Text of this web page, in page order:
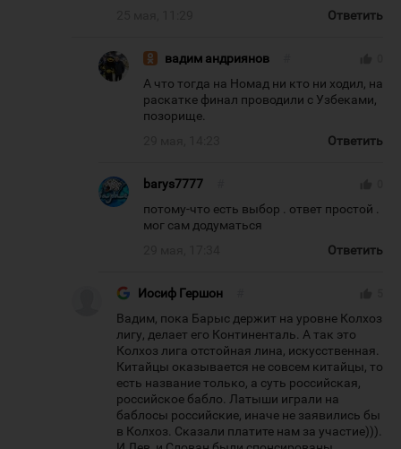
Ответить
вадим андриянов
А что тогда на Номад ни кто ни ходил, на
раскатке финал проводили с Узбеками,
позорище.
Ответить
barys7777
потому-что есть выбор . ответ простой .
мог сам додуматься
Ответить
Иосиф Гершон
Вадим, пока Барыс держит на уровне Колхоз
лигу, делает его Континенталь. А так это
Колхоз лига отстойная лина, искусственная.
Китайцы оказывается не совсем китайцы, то
есть название только, а суть российская,
российское бабло. Латыши играли на
баблосы российские, иначе не заявились бы
в Колхоз. Сказали платите нам за участие))).